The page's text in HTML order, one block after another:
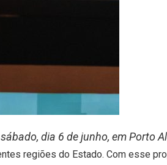
dia 6 de junho, em Porto
regiões do Estado. Com esse